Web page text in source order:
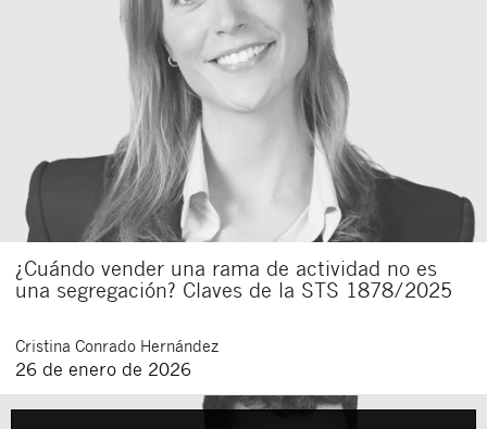
¿Cuándo vender una rama de actividad no es
una segregación? Claves de la STS 1878/2025
Cristina Conrado Hernández
26 de enero de 2026